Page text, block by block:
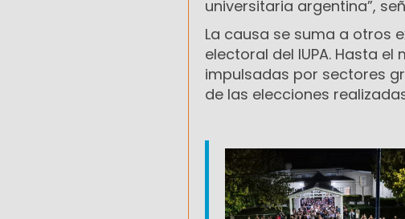
universitaria argentina”,
La causa se suma a otros
electoral del IUPA. Hasta
impulsadas por sectores
de las elecciones